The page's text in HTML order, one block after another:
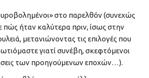
στο παρελθόν (συνεχώς
ήταν καλύτερα πριν, ίσως στην
μετανιώνοντας τις επιλογές που
γιατί συνέβη, σκεφτόμενοι
των προηγούμενων εποχών…).